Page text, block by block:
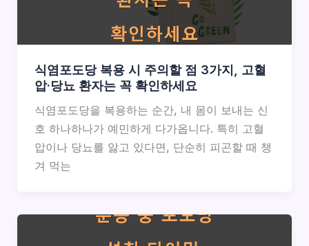
식염포도당 복용 시 주의할 점 3가지, 고혈
압·당뇨 환자는 꼭 확인하세요
식염포도당을 복용하는 순간, 내 몸이 보내는 신
호 하나하나가 예민하게 다가옵니다. 특히 고혈
압이나 당뇨를 앓고 있다면, 단순히 피곤할 때 챙
겨 먹는